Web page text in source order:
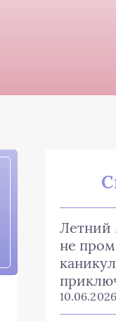
Летний
не
10.06.2026